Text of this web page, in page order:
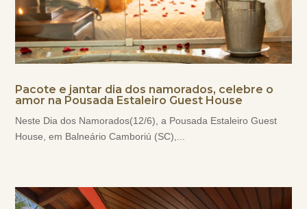
Pacote e jantar dia dos namorados, celebre o
amor na Pousada Estaleiro Guest House
Neste Dia dos Namorados(12/6), a Pousada Estaleiro Guest
House, em Balneário Camboriú (SC),...